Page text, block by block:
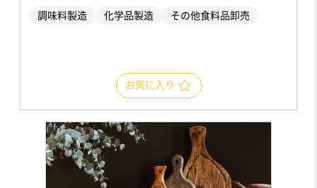
調味料製造 化学品製造 その他食料品卸売
お気に入り